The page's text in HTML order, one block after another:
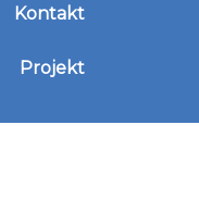
Kontakt
Projekt